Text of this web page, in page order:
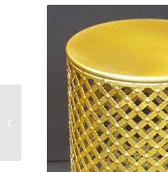
Mesa Apoio – Branca
Las Palmas